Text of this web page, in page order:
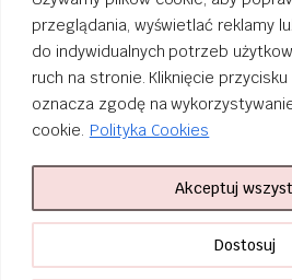
przeglądania, wyświetlać reklamy
do indywidualnych potrzeb
ruch na stronie. Kliknięcie
oznacza zgodę na
cookie. Polityka Cookies
Dostosuj
Akceptuj
FACEBOOK
INSTAGRAM
nailsibrido.pl Copyright © 2024BSK Media